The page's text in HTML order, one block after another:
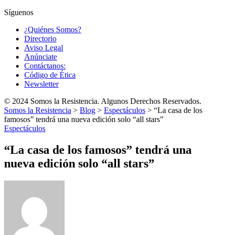
Síguenos
¿Quiénes Somos?
Directorio
Aviso Legal
Anúnciate
Contáctanos:
Código de Ética
Newsletter
© 2024 Somos la Resistencia. Algunos Derechos Reservados.
Somos la Resistencia > Blog > Espectáculos > “La casa de los
famosos” tendrá una nueva edición solo “all stars”
Espectáculos
“La casa de los famosos” tendrá una
nueva edición solo “all stars”